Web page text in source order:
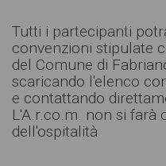
Tutti i partecipanti
convenzioni stipulate
del Comune di
scaricando l'elenco
e contattando
L'A.r.co.m. non si farà
dell'ospitalità